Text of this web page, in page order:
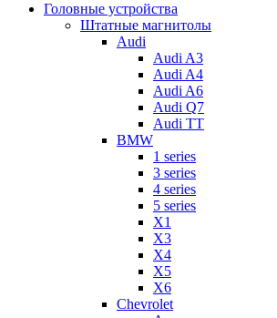
Головные устройства
Штатные магнитолы
Audi
Audi A3
Audi A4
Audi A6
Audi Q7
Audi TT
BMW
1 series
3 series
4 series
5 series
X1
X3
X4
X5
X6
Chevrolet